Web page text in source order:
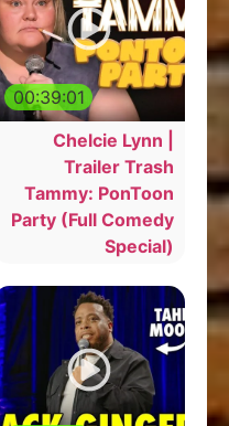
00:39:01
Chelcie Lynn |
Trailer Trash
Tammy: PonToon
Party (Full Comedy
Special)